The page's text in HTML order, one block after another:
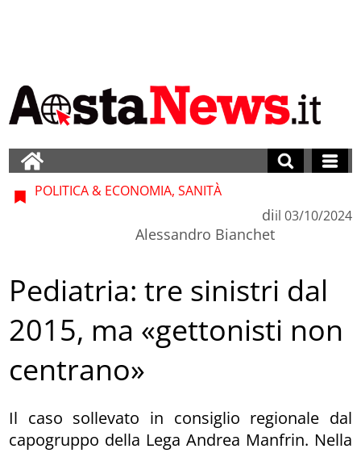
POLITICA & ECONOMIA, SANITÀ
di
Alessandro Bianchet
il 03/10/2024
Pediatria: tre sinistri dal
2015, ma «gettonisti non
centrano»
Il caso sollevato in consiglio regionale dal
capogruppo della Lega Andrea Manfrin. Nella